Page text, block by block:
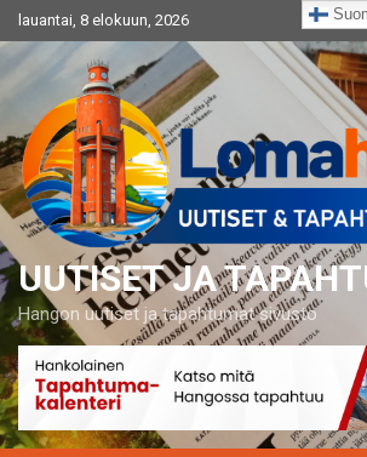
Skip
to
content
lauantai, 8 elokuun, 2026
UUTISET JA
Hangon uutiset ja tapahtumat sivusto